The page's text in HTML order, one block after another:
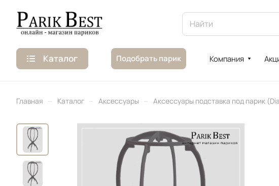
Каталог Подобрать парик Компания
Главная – Каталог – Аксессуары – Аксессуары подставка под парик